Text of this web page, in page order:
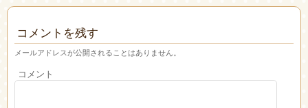
コメントを残す
メールアドレスが公開されることはありません。
コメント